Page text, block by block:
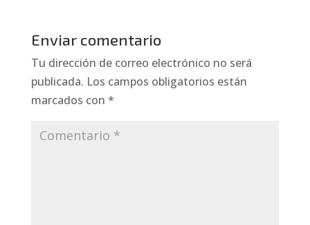
Enviar comentario
Tu dirección de correo electrónico no será
publicada. Los campos obligatorios están
marcados con *